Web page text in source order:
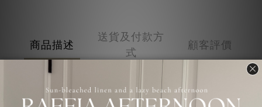
商品描述
送貨及付款方
式
顧客評價
商品描述